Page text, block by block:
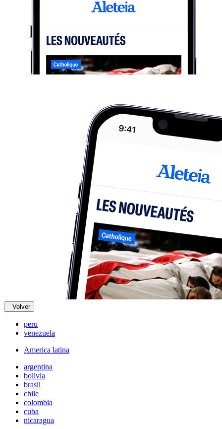
Volver
peru
venezuela
America latina
argentina
bolivia
brasil
chile
colombia
cuba
nicaragua